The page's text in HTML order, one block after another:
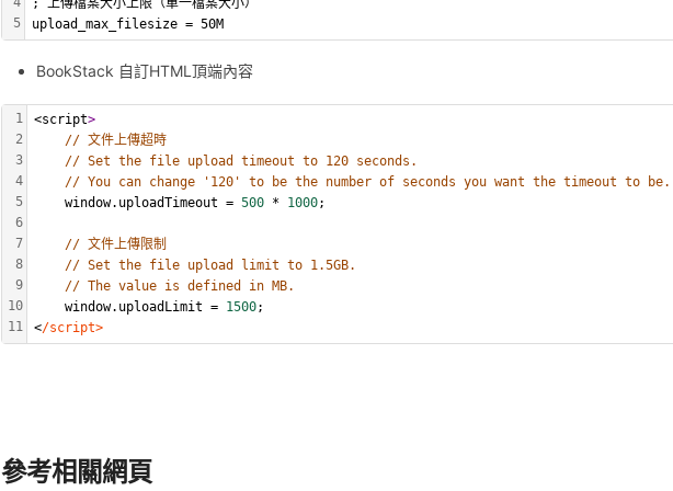
5
; 上傳檔案大小上限（單一檔案大小）
upload_max_filesize = 50M
BookStack 自訂HTML頂端內容
1
2
3
4
5
6
7
8
9
10
11
<script>
// 文件上傳超時
// Set the file upload timeout to 120 seconds.
// You can change '120' to be the number of seconds you want the timeout to be.
    window.uploadTimeout =
500 * 1000;
// 文件上傳限制
// Set the file upload limit to 1.5GB.
// The value is defined in MB.
    window.uploadLimit =
1500;
</script>
參考相關網頁